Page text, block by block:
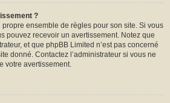
?
ensemble de règles pour son site. Si vous
pouvez recevoir un avertissement. Notez que
et que phpBB Limited n’est pas concerné
donné. Contactez l’administrateur si vous ne
votre avertissement.